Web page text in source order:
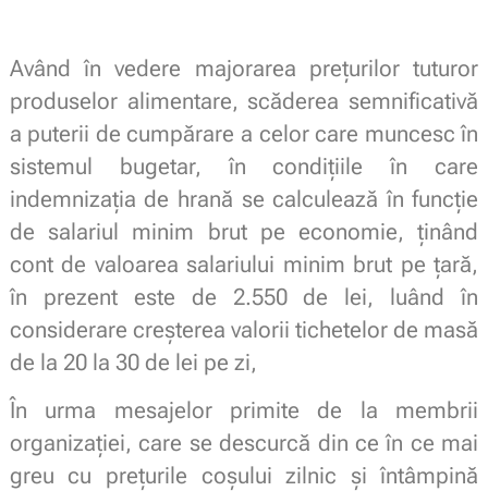
Având în vedere majorarea prețurilor tuturor
produselor alimentare, scăderea semnificativă
a puterii de cumpărare a celor care muncesc în
sistemul bugetar, în condițiile în care
indemnizația de hrană se calculează în funcție
de salariul minim brut pe economie, ținând
cont de valoarea salariului minim brut pe țară,
în prezent este de 2.550 de lei, luând în
considerare creșterea valorii tichetelor de masă
de la 20 la 30 de lei pe zi,
În urma mesajelor primite de la membrii
organizației, care se descurcă din ce în ce mai
greu cu prețurile coșului zilnic și întâmpină